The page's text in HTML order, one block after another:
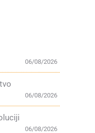
06/08/2026
06/08/2026
06/08/2026